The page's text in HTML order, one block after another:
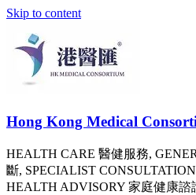
Skip to content
Hong Kong Medical
HEALTH CARE 醫健服務,
斷, SPECIALIST
HEALTH ADVISORY 家庭健康諮